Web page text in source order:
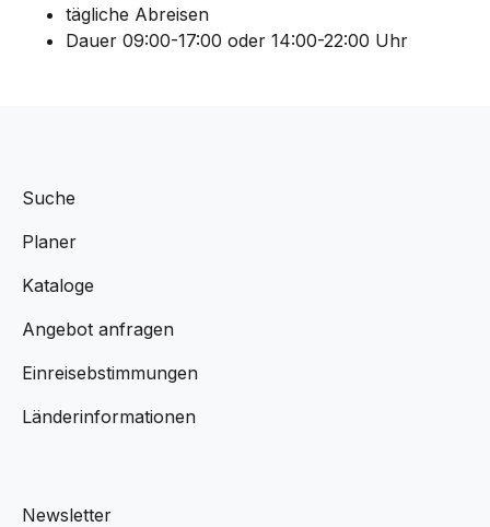
tägliche Abreisen
Dauer 09:00-17:00 oder 14:00-22:00 Uhr
Suche
Planer
Kataloge
Angebot anfragen
Einreisebstimmungen
Länderinformationen
Newsletter